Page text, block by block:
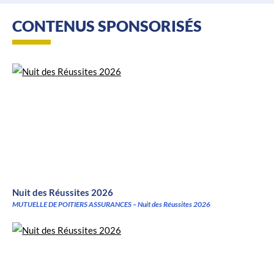
CONTENUS SPONSORISÉS
Nuit des Réussites 2026
MUTUELLE DE POITIERS ASSURANCES – Nuit des Réussites 2026